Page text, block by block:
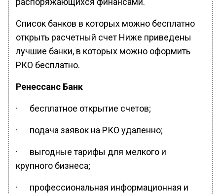
Список банков в которых можно бесплатно
открыть расчетный счет Ниже приведены
лучшие банки, в которых можно оформить
РКО бесплатно.
Ренессанс Банк
· бесплатное открытие счетов;
· подача заявок на РКО удаленно;
· выгодные тарифы для мелкого и
крупного бизнеса;
· профессиональная информационная и